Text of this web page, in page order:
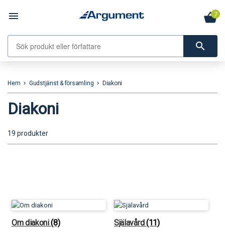
menu 7
search
Hem keyboard_arrow_right Gudstjänst & församling keyboard_arrow_right Diakoni
Diakoni
19 produkter
Om diakoni(8) Själavård(11)